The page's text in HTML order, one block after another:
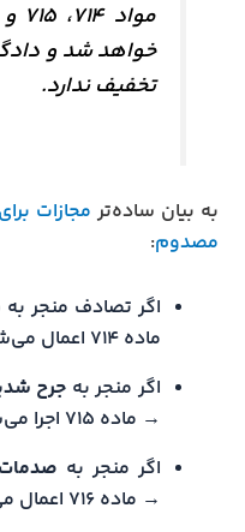
خواهد شد و
تخفیف ندارد.
به بیان ساده‌تر مجازات
مصدوم:
اگر تصادف منجر به
ماده ۷۱۴ اعمال می‌شود.
اگر منجر به جرح
→ ماده ۷۱۵ اجرا می‌شود.
اگر منجر به
→ ماده ۷۱۶ اعمال می‌شود.